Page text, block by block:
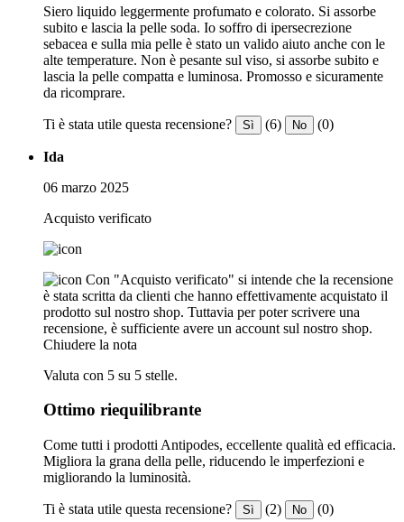
Siero liquido leggermente profumato e colorato. Si assorbe
subito e lascia la pelle soda. Io soffro di ipersecrezione
sebacea e sulla mia pelle è stato un valido aiuto anche con le
alte temperature. Non è pesante sul viso, si assorbe subito e
lascia la pelle compatta e luminosa. Promosso e sicuramente
da ricomprare.
Ti è stata utile questa recensione? Sì (6) No (0)
Ida
06 marzo 2025
Acquisto verificato
Con "Acquisto verificato" si intende che la recensione
è stata scritta da clienti che hanno effettivamente acquistato il
prodotto sul nostro shop. Tuttavia per poter scrivere una
recensione, è sufficiente avere un account sul nostro shop.
Chiudere la nota
Valuta con 5 su 5 stelle.
Ottimo riequilibrante
Come tutti i prodotti Antipodes, eccellente qualità ed efficacia.
Migliora la grana della pelle, riducendo le imperfezioni e
migliorando la luminosità.
Ti è stata utile questa recensione? Sì (2) No (0)